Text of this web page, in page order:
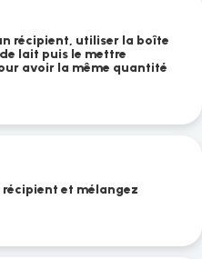
récipient, utiliser la boîte
lait puis le mettre
avoir la même quantité
et mélangez